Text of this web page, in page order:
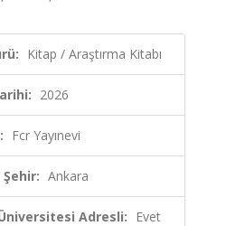
Kitap / Araştırma Kitabı
2026
Fcr Yayınevi
Şehir: Ankara
Adresli: Evet